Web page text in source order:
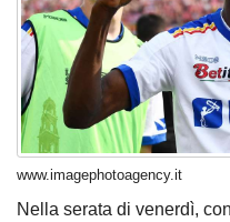
www.imagephotoagency.it
Nella serata di venerdì,